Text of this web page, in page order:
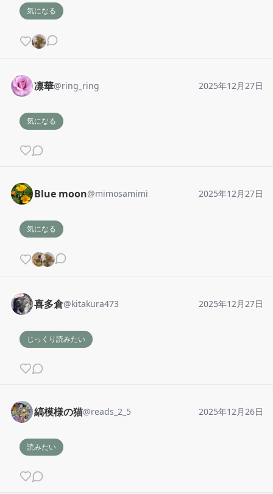
気になる
凛華@ring_ring 2025年12月27日
気になる
Blue moon@mimosamimi 2025年12月27日
気になる
喜多倉@kitakura473 2025年12月27日
じっくり読みたい
縞模様の猫@reads_2_5 2025年12月26日
読みたい